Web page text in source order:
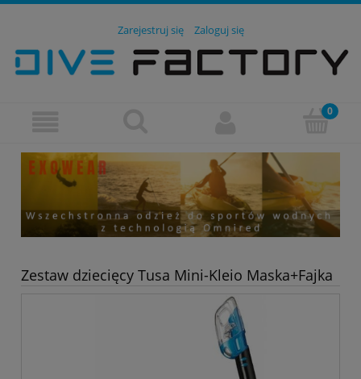
Zarejestruj się Zaloguj się
Zestaw dziecięcy Tusa Mini-Kleio Maska+Fajka